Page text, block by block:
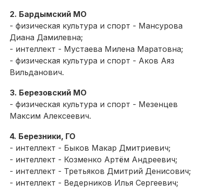
2. Бардымский МО
- физическая культура и спорт - Мансурова
Диана Дамилевна;
- интеллект - Мустаева Милена Маратовна;
- физическая культура и спорт - Аков Аяз
Вильданович.
3. Березовский МО
- физическая культура и спорт - Мезенцев
Максим Алексеевич.
4. Березники, ГО
- интеллект - Быков Макар Дмитриевич;
- интеллект - Козменко Артём Андреевич;
- интеллект - Третьяков Дмитрий Денисович;
- интеллект - Ведерников Илья Сергеевич;